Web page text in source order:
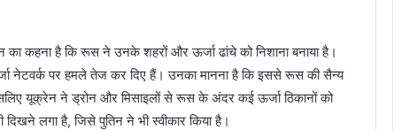
का कहना है कि रूस ने उनके शहरों और ऊर्जा ढांचे को निशाना बनाया है।
नेटवर्क पर हमले तेज कर दिए हैं। उनका मानना है कि इससे रूस की सैन्य
यूक्रेन ने ड्रोन और मिसाइलों से रूस के अंदर कई ऊर्जा ठिकानों को
लगा है, जिसे पुतिन ने भी स्वीकार किया है।